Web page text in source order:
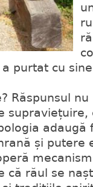
purtat cu
Răspunsul
supraviețuire,
și putere
că răul se